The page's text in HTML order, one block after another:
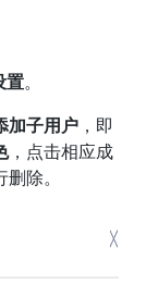
置。
加子用户，即
，点击相应成
除。